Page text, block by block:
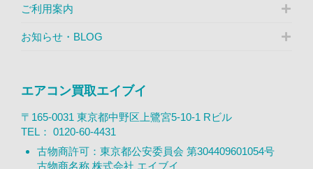
ご利用案内
お知らせ・BLOG
エアコン買取エイブイ
〒165-0031 東京都中野区上鷺宮5-10-1 Rビル
TEL： 0120-60-4431
古物商許可：東京都公安委員会 第304409601054号
古物商名称 株式会社 エイブイ